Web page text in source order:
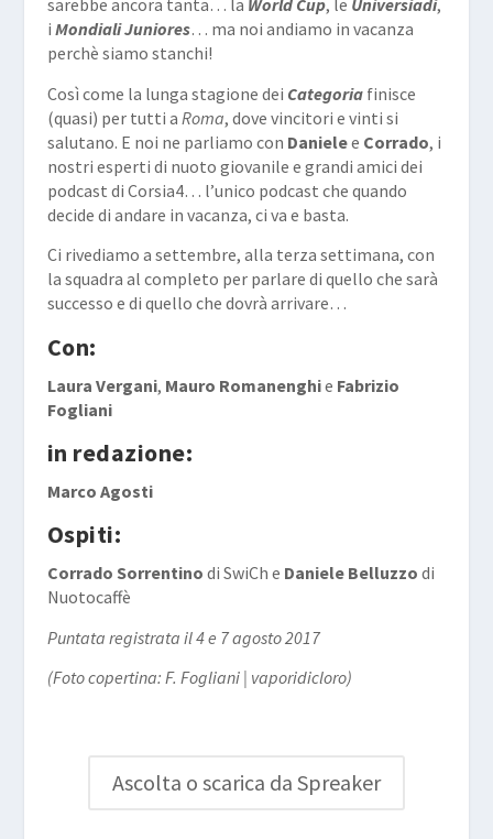
sarebbe ancora tanta… la World Cup, le Universiadi,
i MondialiJuniores… ma noi andiamo in vacanza
perchè siamo stanchi!
Così come la lunga stagione dei Categoriafinisce
(quasi) per tutti a Roma, dove vincitori e vinti si
salutano. E noi ne parliamo con Danielee Corrado, i
nostri esperti di nuoto giovanile e grandi amici dei
podcast di Corsia4… l’unico podcast che quando
decide di andare in vacanza, ci va e basta.
Ci rivediamo a settembre, alla terza settimana, con
la squadra al completo per parlare di quello che sarà
successo e di quello che dovrà arrivare…
Con:
Laura Vergani, Mauro Romanenghie Fabrizio
Fogliani
in redazione:
Marco Agosti
Ospiti:
Corrado Sorrentino di SwiCh e Daniele Belluzzo di
Nuotocaffè
Puntata registrata il 4 e 7 agosto 2017
(Foto copertina: F. Fogliani | vaporidicloro)
Ascolta o scarica da Spreaker